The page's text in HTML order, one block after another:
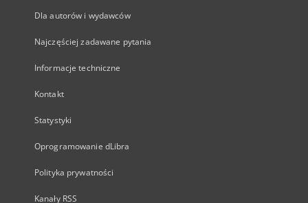
Dla autorów i wydawców
Najczęściej zadawane pytania
Informacje techniczne
Kontakt
Statystyki
Oprogramowanie dLibra
Polityka prywatności
Kanały RSS